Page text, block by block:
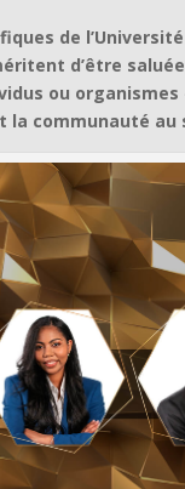
de
d’être
ou
communauté au